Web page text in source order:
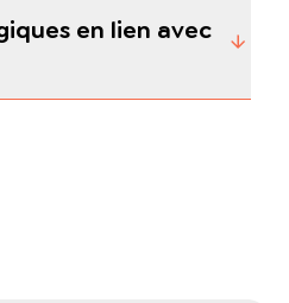
en lien avec